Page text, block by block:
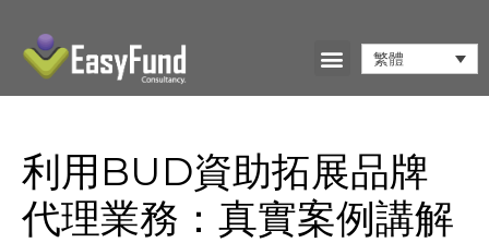
繁體
利用BUD資助拓展品牌
代理業務：真實案例講解